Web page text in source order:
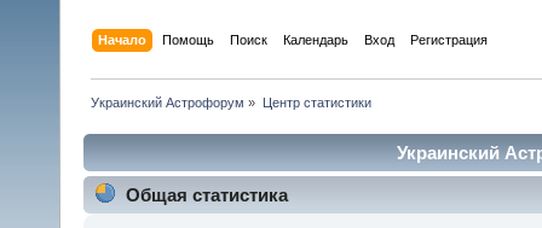
Начало Помощь Поиск Календарь Вход Регистрация
Украинский Астрофорум » Центр статистики
Украинский
Общая статистика